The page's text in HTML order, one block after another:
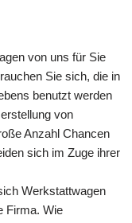
von uns für Sie
Sie sich, die in
benutzt werden
von
Anzahl Chancen
sich im Zuge ihrer
Werkstattwagen
Firma. Wie